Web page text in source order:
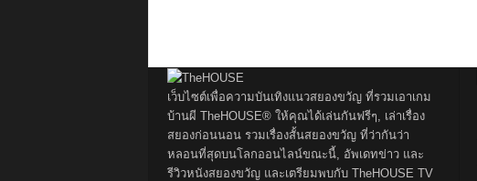
เว็บไซต์เพื่อความบันเทิงแนวสยองขวัญ ที่รวมเอาเกม
บ้านผี TheHOUSE® ให้คุณได้เล่นกันฟรีๆ, เล่าเรื่อง
สยองก่อนนอน รวมเรื่องสั้นสยองขวัญ ที่ว่ากันว่า
หลอนที่สุดบนโลกออนไลน์ขณะนี้, อัพเดทข่าว และ
รีวิวหนังสยองขวัญ และเตรียมพบกับ TheHOUSE TV